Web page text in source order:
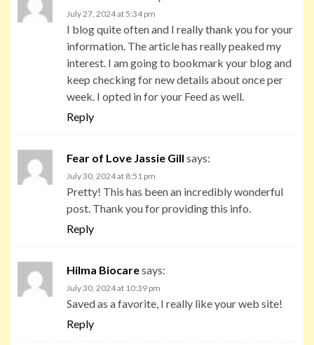
July 27, 2024 at 5:34 pm
I blog quite often and I really thank you for your
information. The article has really peaked my
interest. I am going to bookmark your blog and
keep checking for new details about once per
week. I opted in for your Feed as well.
Reply
Fear of Love Jassie Gill says:
July 30, 2024 at 8:51 pm
Pretty! This has been an incredibly wonderful
post. Thank you for providing this info.
Reply
Hilma Biocaresays:
July 30, 2024 at 10:39 pm
Saved as a favorite, I really like your web site!
Reply